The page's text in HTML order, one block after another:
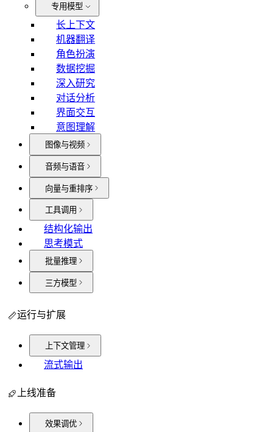
专用模型
长上下文
机器翻译
角色扮演
数据挖掘
深入研究
对话分析
界面交互
意图理解
图像与视频
音频与语音
向量与重排序
工具调用
结构化输出
思考模式
批量推理
三方模型
运行与扩展
上下文管理
流式输出
上线准备
效果调优